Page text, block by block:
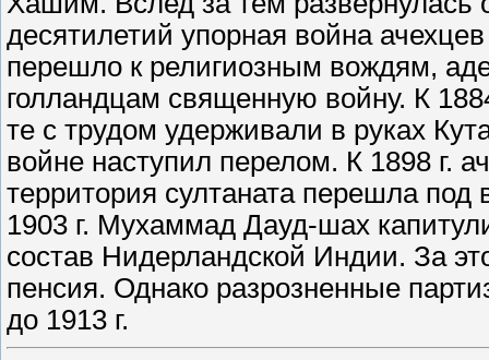
десятилетий упорная война
перешло к религиозным вождям,
голландцам священную войну. К
те с трудом удерживали в руках
войне наступил перелом. К 1898 г.
территория султаната перешла
1903 г. Мухаммад Дауд-шах
состав Нидерландской Индии. За
пенсия. Однако разрозненные
до 1913 г.